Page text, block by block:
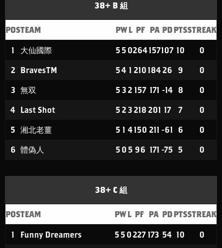
38+ B 組
POSTEAM PWL PF PA PDPTSSTREAK
1 大仙國際 5 5 0264157107 10 0
2 BravesTM 54 1 210 18426 9 0
3 無双 5 3 2 157 171 -14 8 0
4 Last Shot 5 23 218 201 17 7 0
5 湘北老薑 5 1 4150 211 -61 6 0
6 體偽人 5 0 5 96 171 -75 5 0
38+ C 組
POSTEAM PWL PF PA PDPTSSTREAK
1 Funny Dreamers 5 5 0227 173 54 10 0